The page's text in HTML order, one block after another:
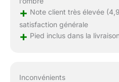
+ Note client très élevée
satisfaction générale
+ Pied inclus dans la livraison
Inconvénients